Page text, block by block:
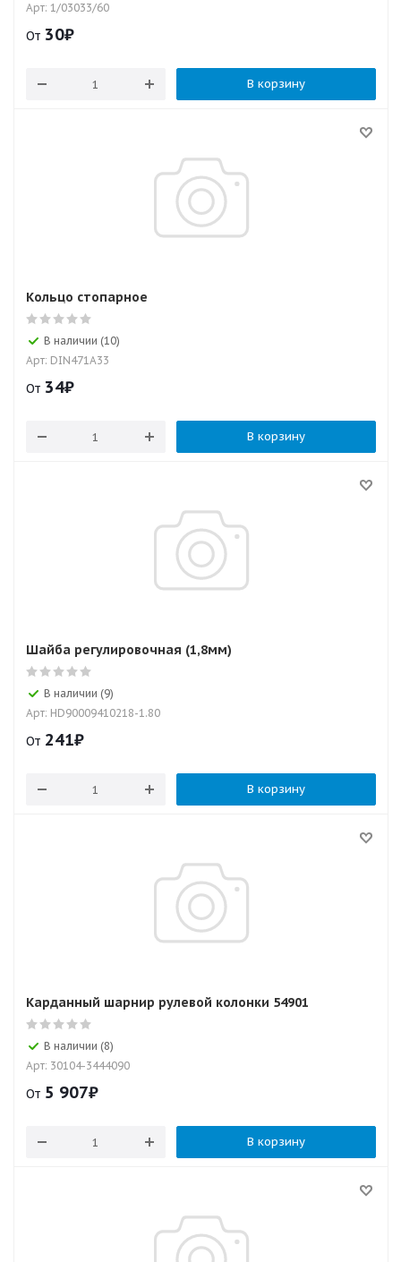
Арт: 1/03033/60
От 30₽
В корзину
Кольцо стопарное
В наличии (10)
Арт: DIN471A33
От 34₽
В корзину
Шайба регулировочная (1,8мм)
В наличии (9)
Арт: HD90009410218-1.80
От 241₽
В корзину
Карданный шарнир рулевой колонки 54901
В наличии (8)
Арт: 30104-3444090
От 5 907₽
В корзину